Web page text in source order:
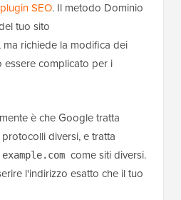
plugin SEO. Il metodo Dominio
tuo sito
richiede la modifica dei
essere complicato per i
è che Google tratta
diversi, e tratta
example.com come siti diversi.
l'indirizzo esatto che il tuo